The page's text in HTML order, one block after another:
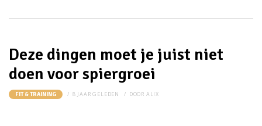
Deze dingen moet je juist niet
doen voor spiergroei
FIT & TRAINING 8 JAAR GELEDEN DOOR ALIX